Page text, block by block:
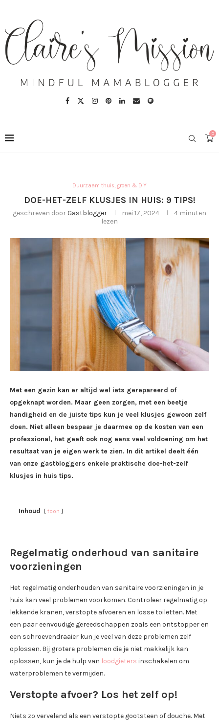
0
Duurzaam thuis, groen & DIY
DOE-HET-ZELF KLUSJES IN HUIS: 9 TIPS!
geschreven doorGastblogger mei 17, 2024
4 minuten
lezen
Met een gezin kan er altijd wel iets gerepareerd of
opgeknapt worden. Maar geen zorgen, met een beetje
handigheid en de juiste tips kun je veel klusjes gewoon zelf
doen. Niet alleen bespaar je daarmee op de kosten van een
professional, het geeft ook nog eens veel voldoening om het
resultaat van je eigen werk te zien. In dit artikel deelt één
van onze gastbloggers enkele praktische doe-het-zelf
klusjes in huis tips.
Inhoud toon
Regelmatig onderhoud van sanitaire
voorzieningen
Het regelmatig onderhouden van sanitaire voorzieningen in je
huis kan veel problemen voorkomen. Controleer regelmatig op
lekkende kranen, verstopte afvoeren en losse toiletten. Met
een paar eenvoudige gereedschappen zoals een ontstopper en
een schroevendraaier kun je veel van deze problemen zelf
oplossen. Bij grotere problemen die je niet makkelijk kan
oplossen, kun je de hulp van loodgieters inschakelen om
waterproblemen te vermijden.
Verstopte afvoer? Los het zelf op!
Niets zo vervelend als een verstopte gootsteen of douche. Met